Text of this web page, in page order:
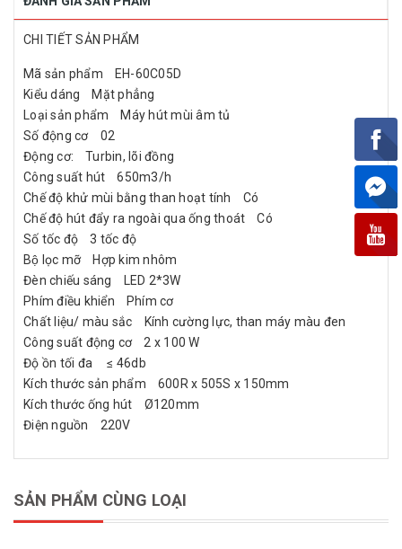
CHI TIẾT SẢN PHẨM
Mã sản phẩm EH-60C05D
Kiểu dáng Mặt phẳng
Loại sản phẩm Máy hút mùi âm tủ
Số động cơ 02
Động cơ: Turbin, lõi đồng
Công suất hút 650m3/h
Chế độ khử mùi bằng than hoạt tính Có
Chế độ hút đẩy ra ngoài qua ống thoát Có
Số tốc độ 3 tốc độ
Bộ lọc mỡ Hợp kim nhôm
Đèn chiếu sáng LED 2*3W
Phím điều khiển Phím cơ
Chất liệu/ màu sắc Kính cường lực, than máy màu đen
Công suất động cơ 2 x 100 W
Độ ồn tối đa ≤ 46db
Kích thước sản phẩm 600R x 505S x 150mm
Kích thước ống hút Ø120mm
Điện nguồn 220V
SẢN PHẨM CÙNG LOẠI